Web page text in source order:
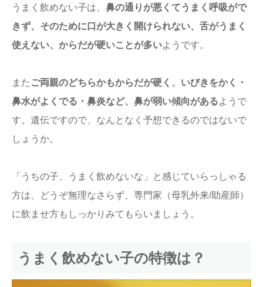
うまく飲めない子は、 鼻の通りが悪くてうまく呼吸がで
きず、そのために口が大きく開けられない、舌がうまく
使えない、からだが硬いことが多いようです。
また ご両親のどちらかもからだが硬く、いびきをかく・
鼻水がよくでる・鼻炎など、鼻が弱い傾向があるようで
す。遺伝ですので、なんとなく予想できるのではないで
しょうか。
「うちの子、うまく飲めないな」と感じていらっしゃる
方は、どうぞ無理なさらず、専門家（母乳外来/助産師）
に飲ませ方もしっかりみてもらいましょう。
うまく飲めない子の特徴は？